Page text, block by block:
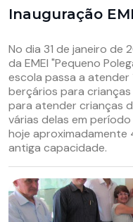
Inauguração
No dia 31 de janeiro de
da EMEI "Pequeno
escola passa a atender
berçários para crianças
para atender crianças
várias delas em período
hoje aproximadamente
antiga capacidade.